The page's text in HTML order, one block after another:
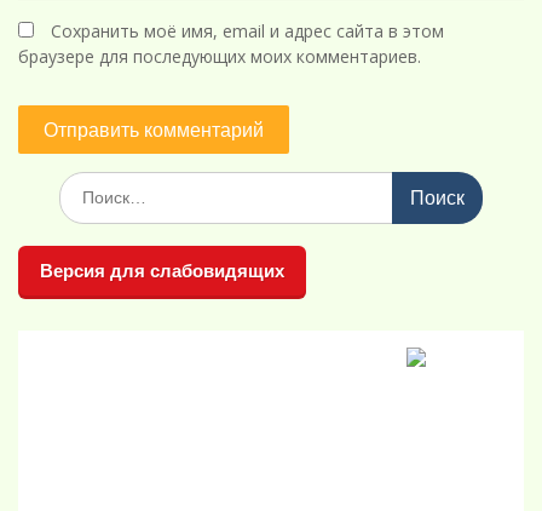
Сохранить моё имя, email и адрес сайта в этом
браузере для последующих моих комментариев.
Поиск
по:
Версия для слабовидящих